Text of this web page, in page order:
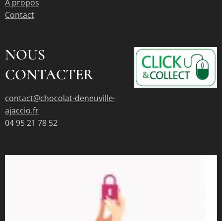
À propos
Contact
NOUS
CONTACTER
contact@chocolat-deneuville-
ajaccio.fr
04 95 21 78 52